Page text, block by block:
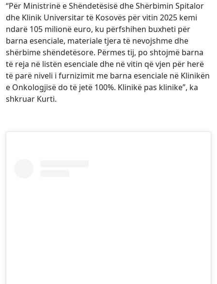
“Për Ministrinë e Shëndetësisë dhe Shërbimin Spitalor
dhe Klinik Universitar të Kosovës për vitin 2025 kemi
ndarë 105 milionë euro, ku përfshihen buxheti për
barna esenciale, materiale tjera të nevojshme dhe
shërbime shëndetësore. Përmes tij, po shtojmë barna
të reja në listën esenciale dhe në vitin që vjen për herë
të parë niveli i furnizimit me barna esenciale në Klinikën
e Onkologjisë do të jetë 100%. Klinikë pas klinike”, ka
shkruar Kurti.